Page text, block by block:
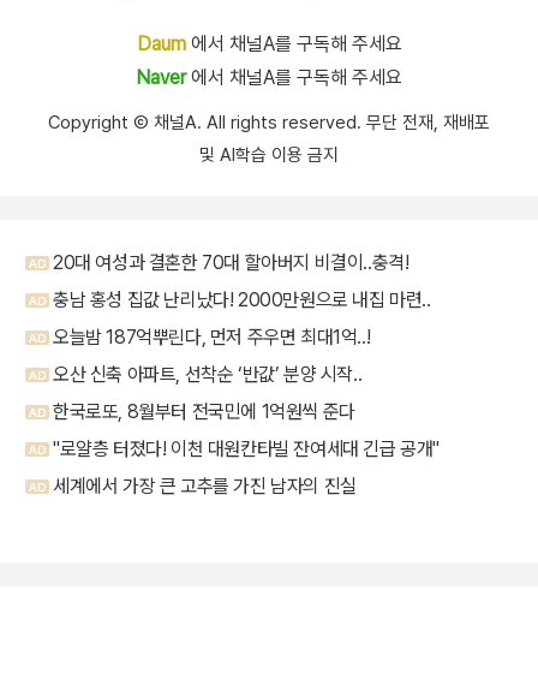
Daum에서 채널A를 구독해 주세요
Naver에서 채널A를 구독해 주세요
Copyright Ⓒ 채널A. All rights reserved. 무단 전재, 재배포
및 AI학습 이용 금지